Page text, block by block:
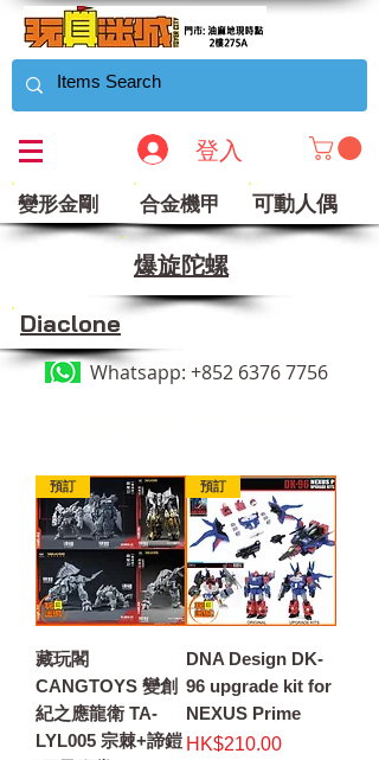
登入
變形金剛 合金機甲 可動人偶
​爆旋陀螺
Diaclone
Whatsapp: +852 6376 7756
預訂
藏玩閣
CANGTOYS 變創
紀之應龍衛 TA-
LYL005 宗棘+諦鎧
預訂
DNA Design DK-
96 upgrade kit for
NEXUS Prime
價格
HK$210.00